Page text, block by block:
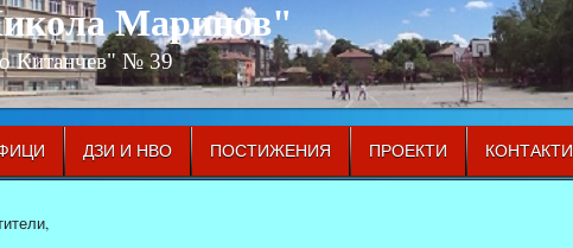
Маринов"
Китанчев" № 39
ДЗИ И НВО ПОСТИЖЕНИЯ ПРОЕКТИ КОНТАКТИ